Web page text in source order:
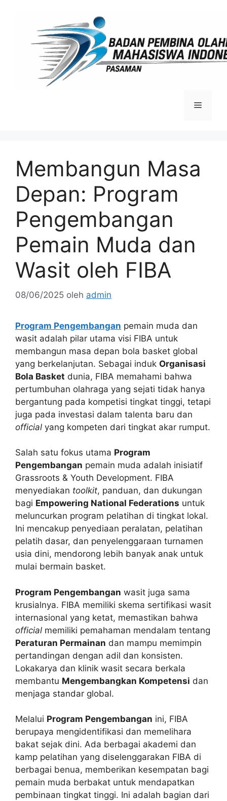
Menu
Membangun Masa
Depan: Program
Pengembangan
Pemain Muda dan
Wasit oleh FIBA
08/06/2025 oleh admin
Program Pengembangan pemain muda dan
wasit adalah pilar utama visi FIBA untuk
membangun masa depan bola basket global
yang berkelanjutan. Sebagai induk Organisasi
Bola Basket dunia, FIBA memahami bahwa
pertumbuhan olahraga yang sejati tidak hanya
bergantung pada kompetisi tingkat tinggi, tetapi
juga pada investasi dalam talenta baru dan
official yang kompeten dari tingkat akar rumput.
Salah satu fokus utama Program
Pengembangan pemain muda adalah inisiatif
Grassroots & Youth Development. FIBA
menyediakan toolkit, panduan, dan dukungan
bagi Empowering National Federations untuk
meluncurkan program pelatihan di tingkat lokal.
Ini mencakup penyediaan peralatan, pelatihan
pelatih dasar, dan penyelenggaraan turnamen
usia dini, mendorong lebih banyak anak untuk
mulai bermain basket.
Program Pengembangan wasit juga sama
krusialnya. FIBA memiliki skema sertifikasi wasit
internasional yang ketat, memastikan bahwa
official memiliki pemahaman mendalam tentang
Peraturan Permainan dan mampu memimpin
pertandingan dengan adil dan konsisten.
Lokakarya dan klinik wasit secara berkala
membantu Mengembangkan Kompetensi dan
menjaga standar global.
Melalui Program Pengembangan ini, FIBA
berupaya mengidentifikasi dan memelihara
bakat sejak dini. Ada berbagai akademi dan
kamp pelatihan yang diselenggarakan FIBA di
berbagai benua, memberikan kesempatan bagi
pemain muda berbakat untuk mendapatkan
pembinaan tingkat tinggi. Ini adalah bagian dari